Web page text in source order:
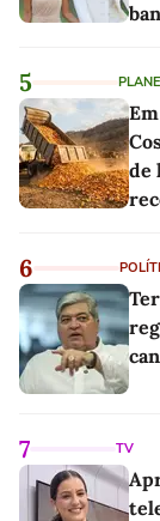
5
de
6
7 TV